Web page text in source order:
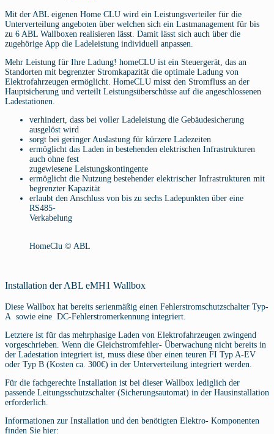
Mit der ABL eigenen Home CLU wird ein Leistungsverteiler für die
Unterverteilung angeboten über welchen sich ein Lastmanagement für bis
zu 6 ABL Wallboxen realisieren lässt. Damit lässt sich auch über die
zugehörige App die Ladeleistung individuell anpassen.
Mehr Leistung für Ihre Ladung! homeCLU ist ein Steuergerät, das an
Standorten mit begrenzter Stromkapazität die optimale Ladung von
Elektrofahrzeugen ermöglicht. HomeCLU misst den Stromfluss an der
Hauptsicherung und verteilt Leistungsüberschüsse auf die angeschlossenen
Ladestationen.
verhindert, dass bei voller Ladeleistung die Gebäudesicherung
ausgelöst wird
sorgt bei geringer Auslastung für kürzere Ladezeiten
ermöglicht das Laden in bestehenden elektrischen Infrastrukturen
auch ohne fest
zugewiesene Leistungskontingente
ermöglicht die Nutzung bestehender elektrischer Infrastrukturen mit
begrenzter Kapazität
erlaubt den Anschluss von bis zu sechs Ladepunkten über eine
RS485-
Verkabelung
HomeClu © ABL
Installation der ABL eMH1 Wallbox
Diese Wallbox hat bereits serienmäßig einen Fehlerstromschutzschalter Typ-
A sowie eine DC-Fehlerstromerkennung integriert.
Letztere ist für das mehrphasige Laden von Elektrofahrzeugen zwingend
vorgeschrieben. Wenn die Gleichstromfehler- Überwachung nicht bereits in
der Ladestation integriert ist, muss diese über einen teuren FI Typ A-EV
oder Typ B (Kosten ca. 300€) in der Unterverteilung integriert werden.
Für die fachgerechte Installation ist bei dieser Wallbox lediglich der
passende Leitungsschutzschalter (Sicherungsautomat) in der Hausinstallation
erforderlich.
Informationen zur Installation und den benötigten Elektro- Komponenten
finden Sie hier: